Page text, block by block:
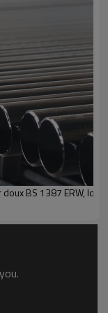
structure en
d'usinechez
être
BS 1387 ERW,